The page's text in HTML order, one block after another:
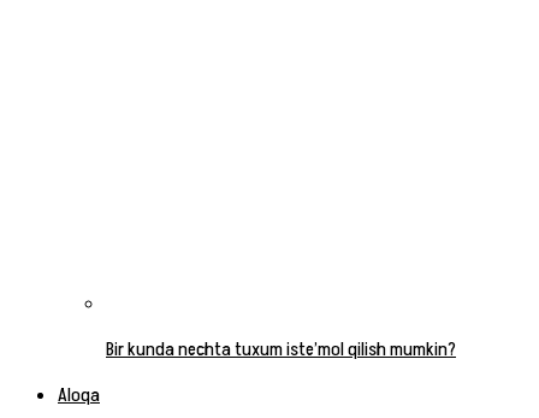
Bir kunda nechta tuxum iste’mol qilish mumkin?
Aloqa